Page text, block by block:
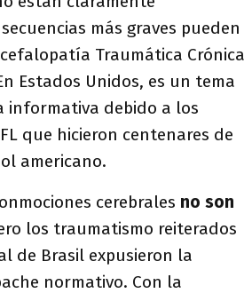
más graves pueden
Traumática Crónica
Estados Unidos, es un tema
informativa debido a los
que hicieron centenares de
americano.
cerebrales no son
los traumatismo reiterados
de Brasil expusieron la
normativo. Con la